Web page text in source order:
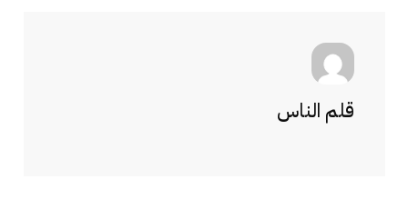
قلم الناس